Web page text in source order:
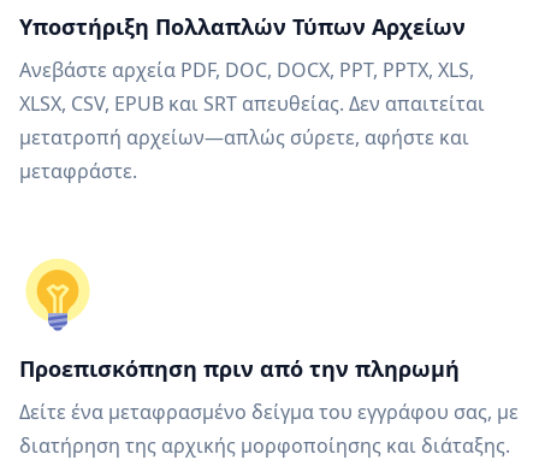
Υποστήριξη Πολλαπλών Τύπων Αρχείων
Ανεβάστε αρχεία PDF, DOC, DOCX, PPT, PPTX, XLS,
XLSX, CSV, EPUB και SRT απευθείας. Δεν απαιτείται
μετατροπή αρχείων—απλώς σύρετε, αφήστε και
μεταφράστε.
Προεπισκόπηση πριν από την πληρωμή
Δείτε ένα μεταφρασμένο δείγμα του εγγράφου σας, με
διατήρηση της αρχικής μορφοποίησης και διάταξης.